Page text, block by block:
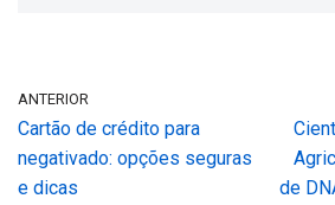
ANTERIOR
Cartão de crédito para
negativado: opções seguras
e dicas
de